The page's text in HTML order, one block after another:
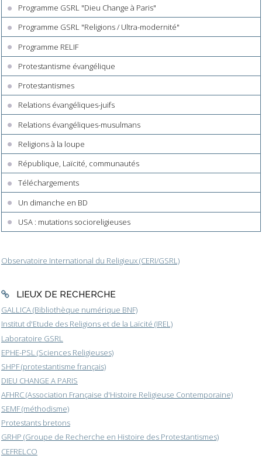
Programme GSRL "Dieu Change à Paris"
Programme GSRL "Religions / Ultra-modernité"
Programme RELIF
Protestantisme évangélique
Protestantismes
Relations évangéliques-juifs
Relations évangéliques-musulmans
Religions à la loupe
République, Laïcité, communautés
Téléchargements
Un dimanche en BD
USA : mutations socioreligieuses
Observatoire International du Religieux (CERI/GSRL)
LIEUX DE RECHERCHE
GALLICA (Bibliothèque numérique BNF)
Institut d'Etude des Religions et de la Laïcité (IREL)
Laboratoire GSRL
EPHE-PSL (Sciences Religieuses)
SHPF (protestantisme français)
DIEU CHANGE A PARIS
AFHRC (Association Française d'Histoire Religieuse Contemporaine)
SEMF (méthodisme)
Protestants bretons
GRHP (Groupe de Recherche en Histoire des Protestantismes)
CEFRELCO